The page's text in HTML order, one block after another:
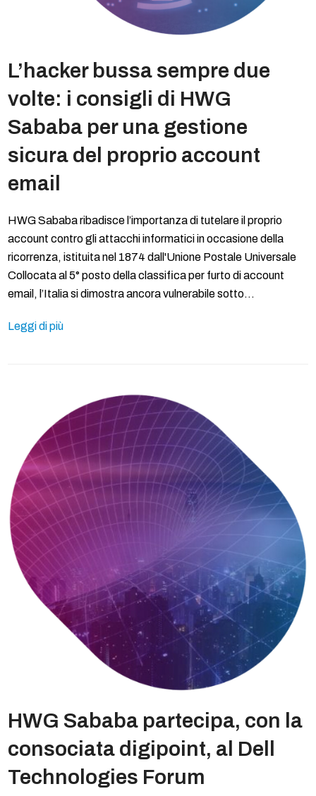
L’hacker bussa sempre due
volte: i consigli di HWG
Sababa per una gestione
sicura del proprio account
email
HWG Sababa ribadisce l’importanza di tutelare il proprio
account contro gli attacchi informatici in occasione della
ricorrenza, istituita nel 1874 dall'Unione Postale Universale
Collocata al 5° posto della classifica per furto di account
email, l’Italia si dimostra ancora vulnerabile sotto…
Leggi di più
HWG Sababa partecipa, con la
consociata digipoint, al Dell
Technologies Forum